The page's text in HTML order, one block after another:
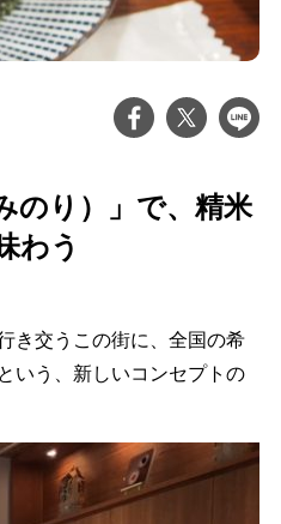
のり）」で、精米
わう
き交うこの街に、全国の希
いう、新しいコンセプトの